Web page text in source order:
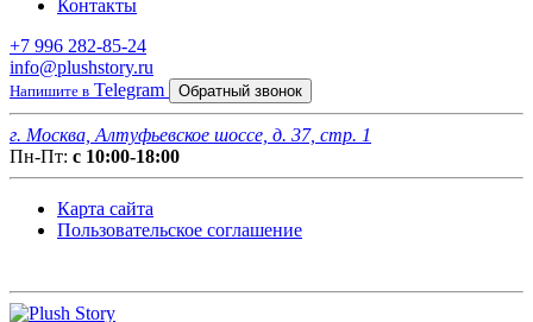
Контакты
+7 996 282-85-24
info@plushstory.ru
Напишите в Telegram Обратный звонок
г. Москва, Алтуфьевское шоссе, д. 37, стр. 1
Пн-Пт: с 10:00-18:00
Карта сайта
Пользовательское соглашение